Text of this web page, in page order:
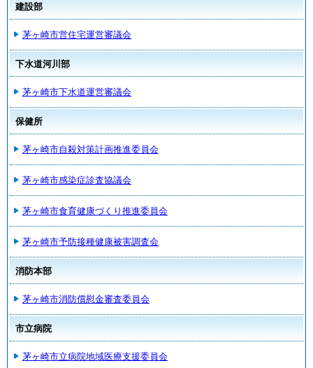
建設部
茅ヶ崎市営住宅運営審議会
下水道河川部
茅ヶ崎市下水道運営審議会
保健所
茅ヶ崎市自殺対策計画推進委員会
茅ヶ崎市感染症診査協議会
茅ヶ崎市食育健康づくり推進委員会
茅ヶ崎市予防接種健康被害調査会
消防本部
茅ヶ崎市消防償慰金審査委員会
市立病院
茅ヶ崎市立病院地域医療支援委員会